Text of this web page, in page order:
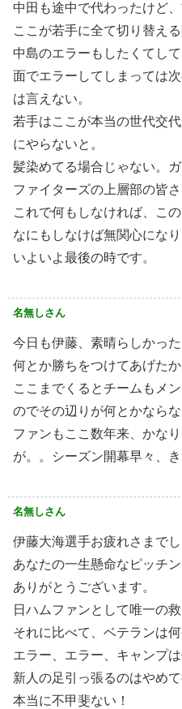
中田も途中で代わったけど
ここが若手に全て切り替える
中島のエラーもしたくてし
面でエラーしてしまっては
は言えない。
若手はここが本当の世代交
にやらないと。
髪染めてる場合じゃない。
ファイターズの上層部の皆さ
これで何もしなければ、この
なにもしなけば無関心になり
いよいよ最後の時です。
名無しさん
今日も伊藤、素晴らしかった
何とか勝ちをつけてあげたか
ここまでくるとチームもメ
のでその辺りが何とかならな
ファンもここ数年来、かな
が。。シーズン開幕早々、き
名無しさん
伊藤大海選手お疲れさまでし
あなたの一生懸命なピッチ
ありがとうございます。
日ハムファンとして唯一の救
それに比べて、ベテランは
エラー、エラー、キャンプ
新人の足引っ張るのはやめて
本当に不甲斐ない！